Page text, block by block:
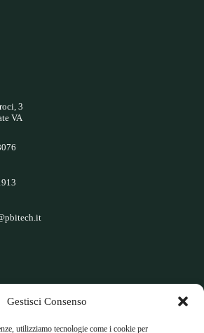
Gestisci Consenso
utilizziamo tecnologie come i cookie per
3
VA